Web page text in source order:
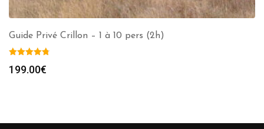
Guide Privé Crillon – 1 à 10 pers (2h)
199.00€